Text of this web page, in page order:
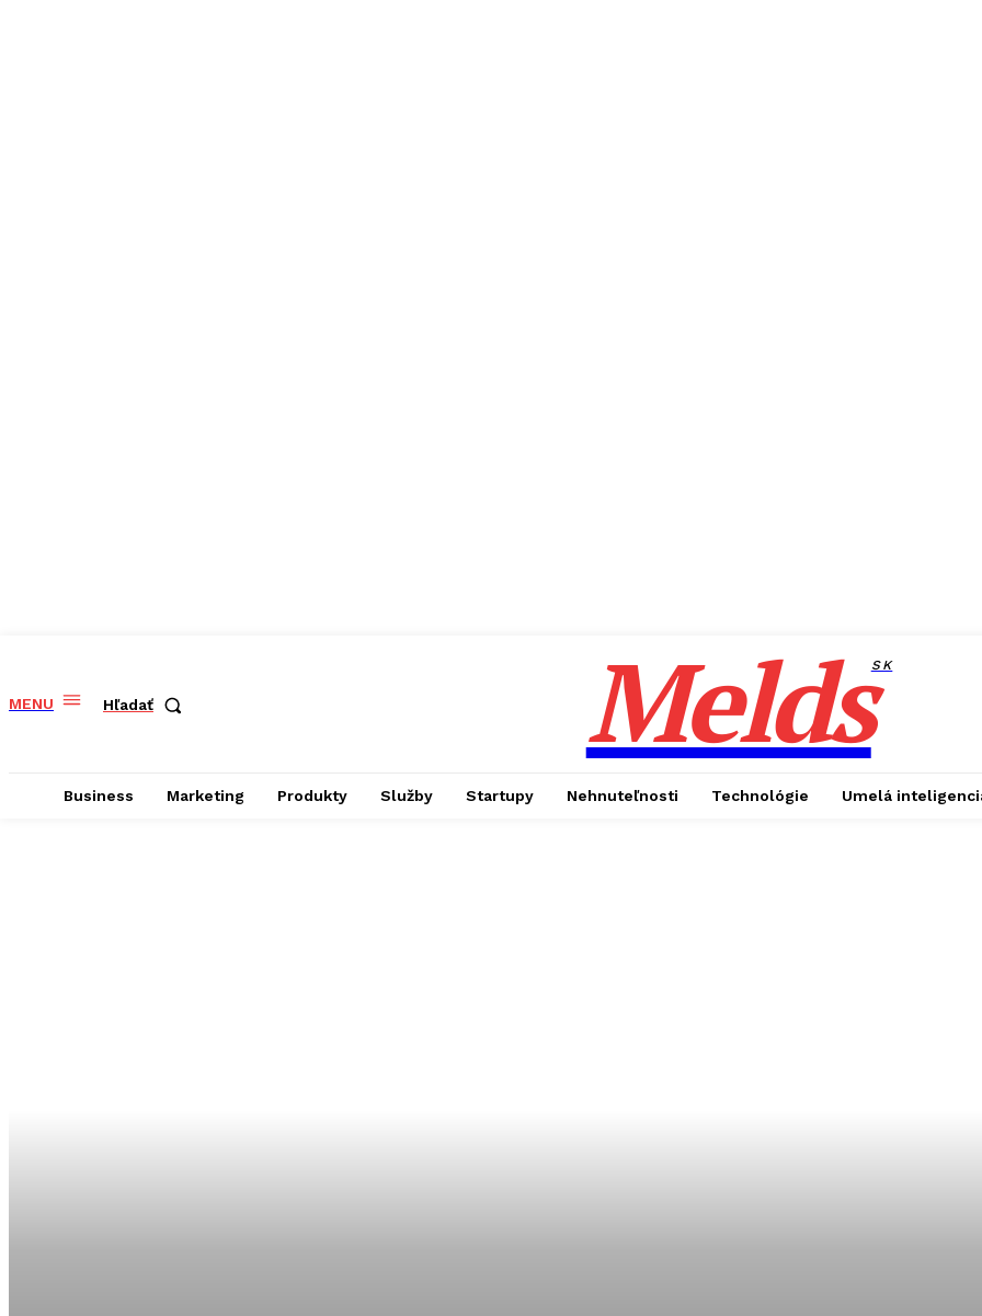
MENU Hľadať MeldsSK
Business Marketing Produkty Služby Startupy Nehnuteľnosti Technológie Umelá